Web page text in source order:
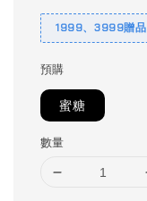
1999、3999贈品
預購
蜜糖
數量